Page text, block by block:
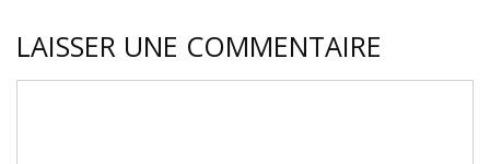
LAISSER UNE COMMENTAIRE